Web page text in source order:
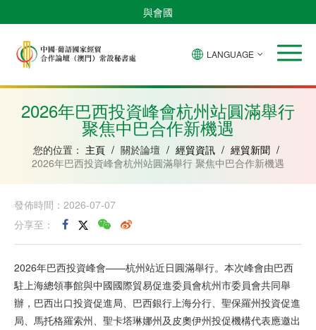
與會國
安
比
紹
內
亞
克
和
普
西
比
LANGUAGE
2026年巴西投資峰會杭州站圓滿舉行
聚焦中巴合作新機遇
您的位置： 主頁 / 關於論壇 / 經貿資訊 / 經貿新聞 /
2026年巴西投資峰會杭州站圓滿舉行 聚焦中巴合作新機遇
發佈時間：2026-07-07
分享至：
2026年巴西投資峰會——杭州站近日圓滿舉行。本次峰會由巴西
駐上海總領事館與中國國際貿易促進委員會杭州市委員會共同舉
辦，巴西出口投資促進局、巴西銀行上海分行、聖保羅州投資促進
局、馬托格羅索州、聖卡塔琳娜州及皮奧伊州投促機構代表應邀出